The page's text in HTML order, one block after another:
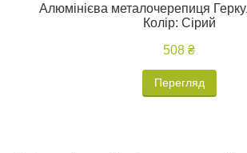
Алюмінієва металочерепиця
Колір: Сірий
508 ₴
Перегляд